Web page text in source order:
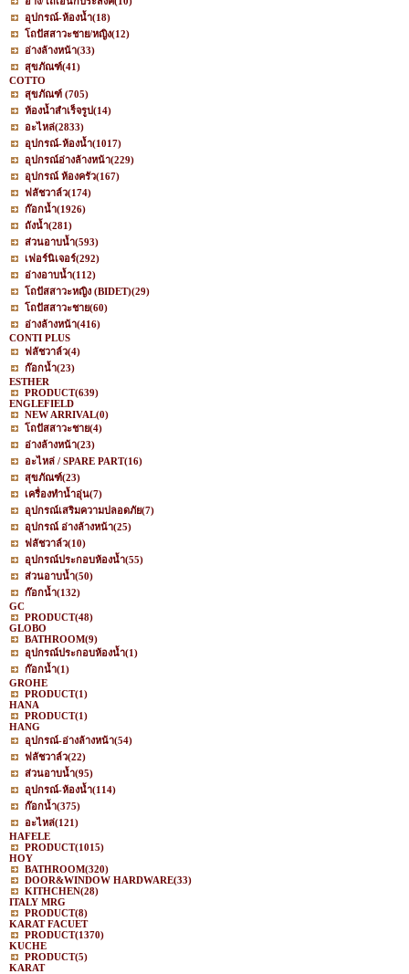
อุปกรณ์-ห้องน้ำ(18)
โถปัสสาวะชาย/หญิง(12)
อ่างล้างหน้า(33)
สุขภัณฑ์(41)
COTTO
สุขภัณฑ์ (705)
ห้องน้ำสำเร็จรูป(14)
อะไหล่(2833)
อุปกรณ์-ห้องน้ำ(1017)
อุปกรณ์อ่างล้างหน้า(229)
อุปกรณ์ ห้องครัว(167)
ฟลัชวาล์ว(174)
ก๊อกน้ำ(1926)
ถังน้ำ(281)
ส่วนอาบน้ำ(593)
เฟอร์นิเจอร์(292)
อ่างอาบน้ำ(112)
โถปัสสาวะหญิง (BIDET)(29)
โถปัสสาวะชาย(60)
อ่างล้างหน้า(416)
CONTI PLUS
ฟลัชวาล์ว(4)
ก๊อกน้ำ(23)
ESTHER
PRODUCT(639)
ENGLEFIELD
NEW ARRIVAL(0)
โถปัสสาวะชาย(4)
อ่างล้างหน้า(23)
อะไหล่ / SPARE PART(16)
สุขภัณฑ์(23)
เครื่องทำน้ำอุ่น(7)
อุปกรณ์เสริมความปลอดภัย(7)
อุปกรณ์ อ่างล้างหน้า(25)
ฟลัชวาล์ว(10)
อุปกรณ์ประกอบห้องน้ำ(55)
ส่วนอาบน้ำ(50)
ก๊อกน้ำ(132)
GC
PRODUCT(48)
GLOBO
BATHROOM(9)
อุปกรณ์ประกอบห้องน้ำ(1)
ก๊อกน้ำ(1)
GROHE
PRODUCT(1)
HANA
PRODUCT(1)
HANG
อุปกรณ์-อ่างล้างหน้า(54)
ฟลัชวาล์ว(22)
ส่วนอาบน้ำ(95)
อุปกรณ์-ห้องน้ำ(114)
ก๊อกน้ำ(375)
อะไหล่(121)
HAFELE
PRODUCT(1015)
HOY
BATHROOM(320)
DOOR&WINDOW HARDWARE(33)
KITHCHEN(28)
ITALY MRG
PRODUCT(8)
KARAT FACUET
PRODUCT(1370)
KUCHE
PRODUCT(5)
KARAT